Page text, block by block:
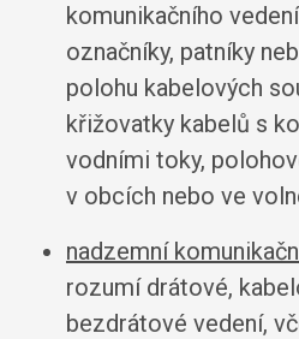
komunikačního
označníky, patníky
polohu kabelových
křižovatky kabelů s
vodními toky,
v obcích nebo ve
nadzemní
rozumí drátové,
bezdrátové vedení,